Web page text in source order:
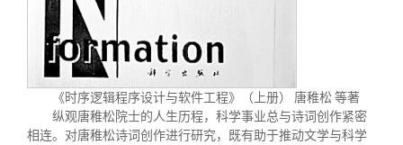
《时序逻辑程序设计与软件工程》（上册） 唐稚松 等著
纵观唐稚松院士的人生历程，科学事业总与诗词创作紧密
相连。对唐稚松诗词创作进行研究，既有助于推动文学与科学